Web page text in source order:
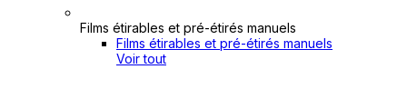
Films étirables et pré-étirés manuels
Films étirables et pré-étirés manuels
Voir tout